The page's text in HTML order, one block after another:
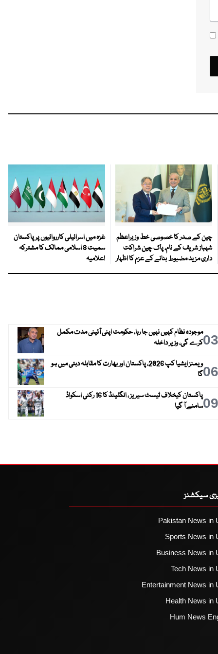
چین کے صدر کا خصوصی خط وزیراعظم
شہباز شریف کے نام، پاک چین شراکت
داری مزید مضبوط بنانے کے عزم کا اظہار
غزہ میں اسرائیلی کارروائیوں پر پاکستان
سمیت 8 اسلامی ممالک کا مشترکہ
اعلامیہ
03موجودہ نظام کہیں نہیں جا رہا، حکومت اپنی آئینی مدت مکمل
کرے گی، وزیر داخلہ
06
ویمنز ایشیا کپ 2026، پاکستان اور بھارت کا مقابلہ دبئی میں ہو
گا
09
پاکستان کیخلاف ٹیسٹ سیریز ، انگلینڈ کا 16 رکنی اسکواڈ
سامنے آ گیا
سیکشنز
Pakistan News in
Sports News in
Business News in
Tech News in
Entertainment News in
Health News in
Hum News